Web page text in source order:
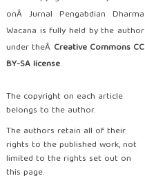
onÂ Jurnal Pengabdian Dharma
Wacana is fully held by the author
under theÂ Creative Commons CC
BY-SA license.
The copyright on each article
belongs to the author.
The authors retain all of their
rights to the published work, not
limited to the rights set out on
this page.